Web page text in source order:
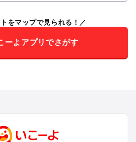
をマップで見られる！
ーよアプリでさがす